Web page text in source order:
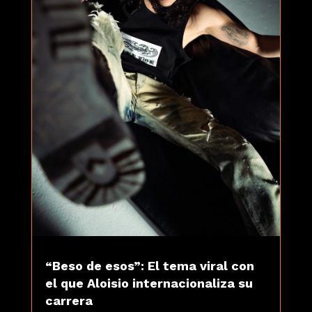
“Beso de esos”: El tema viral con
el que Aloisio internacionaliza su
carrera